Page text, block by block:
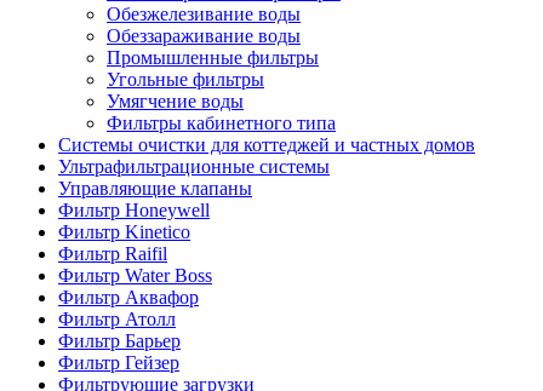
Обезжелезивание воды
Обеззараживание воды
Промышленные фильтры
Угольные фильтры
Умягчение воды
Фильтры кабинетного типа
Системы очистки для коттеджей и частных домов
Ультрафильтрационные системы
Управляющие клапаны
Фильтр Honeywell
Фильтр Kinetico
Фильтр Raifil
Фильтр Water Boss
Фильтр Аквафор
Фильтр Атолл
Фильтр Барьер
Фильтр Гейзер
Фильтрующие загрузки